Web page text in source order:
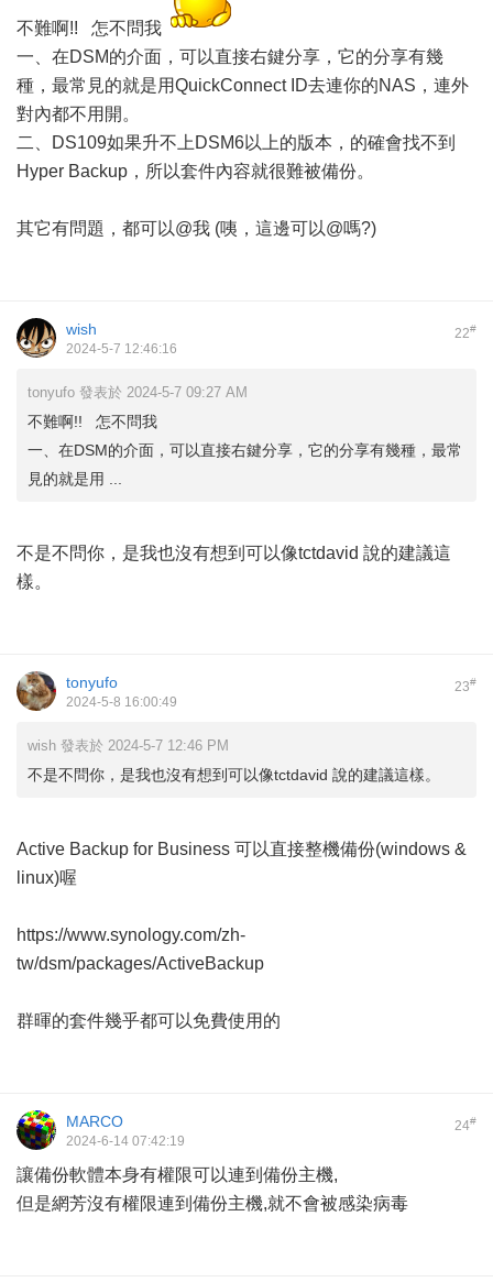
不難啊!! 怎不問我
一、在DSM的介面，可以直接右鍵分享，它的分享有幾
種，最常見的就是用QuickConnect ID去連你的NAS，連外
對內都不用開。
二、DS109如果升不上DSM6以上的版本，的確會找不到
Hyper Backup，所以套件內容就很難被備份。
其它有問題，都可以@我 (咦，這邊可以@嗎?)
22#
wish
2024-5-7 12:46:16
tonyufo 發表於 2024-5-7 09:27 AM
不難啊!! 怎不問我
一、在DSM的介面，可以直接右鍵分享，它的分享有幾種，最常
見的就是用 ...
不是不問你，是我也沒有想到可以像tctdavid 說的建議這
樣。
23#
tonyufo
2024-5-8 16:00:49
wish 發表於 2024-5-7 12:46 PM
不是不問你，是我也沒有想到可以像tctdavid 說的建議這樣。
Active Backup for Business 可以直接整機備份(windows &
linux)喔
https://www.synology.com/zh-
tw/dsm/packages/ActiveBackup
群暉的套件幾乎都可以免費使用的
24#
MARCO
2024-6-14 07:42:19
讓備份軟體本身有權限可以連到備份主機,
但是網芳沒有權限連到備份主機,就不會被感染病毒